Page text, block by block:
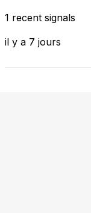
1 recent signals
il y a 7 jours